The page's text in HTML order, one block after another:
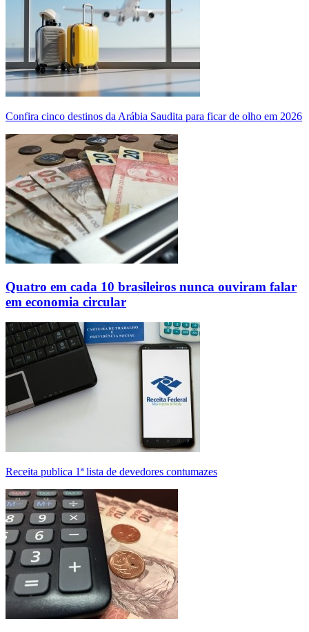
Confira cinco destinos da Arábia Saudita para ficar de olho em 2026
Quatro em cada 10 brasileiros nunca ouviram falar
em economia circular
Receita publica 1ª lista de devedores contumazes